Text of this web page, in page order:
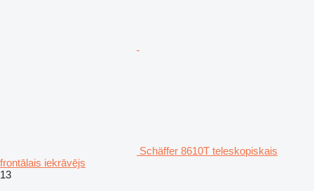
Schäffer 8610T teleskopiskais
frontālais iekrāvējs
13